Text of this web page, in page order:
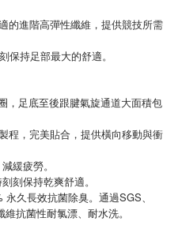
的進階高彈性纖維，提供競技所需
保持足部最大的舒適。
，足底至後跟腱氣旋通道大面積包
程，完美貼合，提供橫向移動與衝
緩疲勞。
刻保持乾爽舒適。
久長效抗菌除臭。通過SGS、
抗菌性耐氯漂、耐水洗。